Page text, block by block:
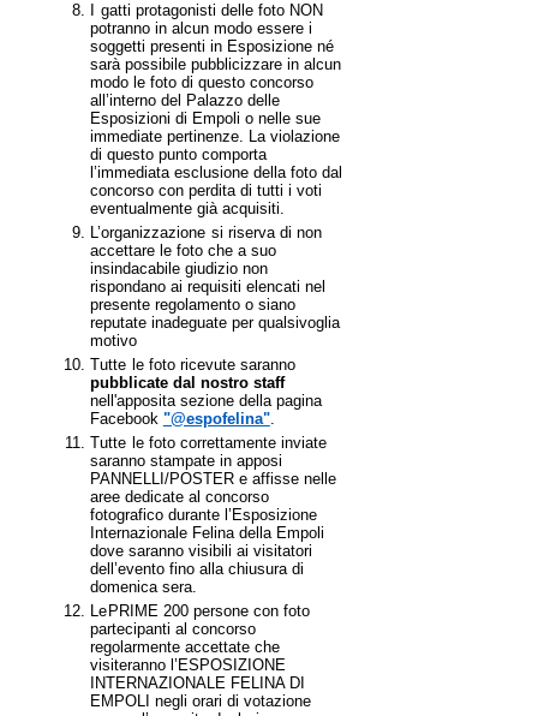
gatti protagonisti delle foto NON
potranno in alcun modo essere i
soggetti presenti in Esposizione né
sarà possibile pubblicizzare in alcun
modo le foto di questo concorso
all’interno del Palazzo delle
Esposizioni di Empoli o nelle sue
immediate pertinenze. La violazione
di questo punto comporta
l’immediata esclusione della foto dal
concorso con perdita di tutti i voti
eventualmente già acquisiti.
L’organizzazione si riserva di non
accettare le foto che a suo
insindacabile giudizio non
rispondano ai requisiti elencati nel
presente regolamento o siano
reputate inadeguate per qualsivoglia
motivo
Tutte le foto ricevute saranno
pubblicate dal nostro staff
nell'apposita sezione della pagina
Facebook "@espofelina".
Tutte le foto correttamente inviate
saranno stampate in apposi
PANNELLI/POSTER e affisse nelle
aree dedicate al concorso
fotografico durante l’Esposizione
Internazionale Felina della Empoli
dove saranno visibili ai visitatori
dell’evento fino alla chiusura di
domenica sera.
Le PRIME 200 persone con foto
partecipanti al concorso
regolarmente accettate che
visiteranno l’ESPOSIZIONE
INTERNAZIONALE FELINA DI
EMPOLI negli orari di votazione